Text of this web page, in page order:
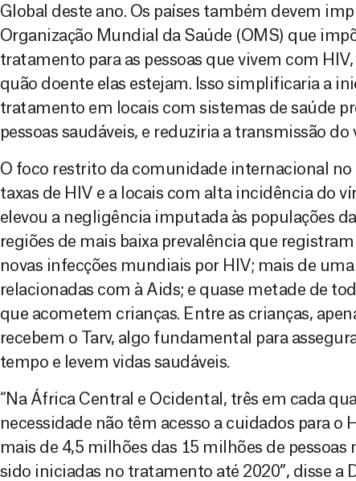
Global deste ano. Os países também devem
Organização Mundial da Saúde (OMS) que
tratamento para as pessoas que vivem com
quão doente elas estejam. Isso simplificaria a
tratamento em locais com sistemas de saúde
pessoas saudáveis, e reduziria a transmissão do
O foco restrito da comunidade internacional no
taxas de HIV e a locais com alta incidência do
elevou a negligência imputada às populações
regiões de mais baixa prevalência que
novas infecções mundiais por HIV; mais de
relacionadas com à Aids; e quase metade de
que acometem crianças. Entre as crianças,
recebem o Tarv, algo fundamental para
tempo e levem vidas saudáveis.
“Na África Central e Ocidental, três em cada
necessidade não têm acesso a cuidados para o
mais de 4,5 milhões das 15 milhões de
sido iniciadas no tratamento até 2020”, disse a